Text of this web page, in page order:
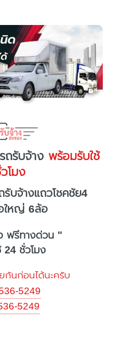
ถรับจ้าง พร้อมรับใช้
โมง
บจ้างแถวโชคชัย4
ใหญ่ 6ล้อ
ฟรีทางด่วน "
24 ชั่วโมง
กันก่อนได้นะครับ
5249
5249